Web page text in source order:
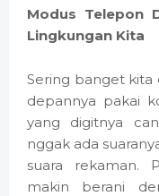
Modus Telepon
Lingkungan Kita
Sering banget
depannya pakai
yang digitnya
nggak ada
suara rekaman.
makin berani